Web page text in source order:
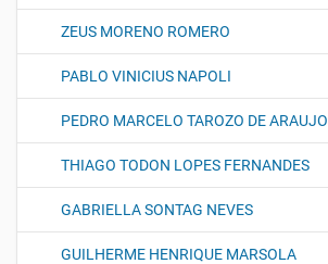
ZEUS MORENO ROMERO
PABLO VINICIUS NAPOLI
PEDRO MARCELO TAROZO DE ARAUJO
THIAGO TODON LOPES FERNANDES
GABRIELLA SONTAG NEVES
GUILHERME HENRIQUE MARSOLA